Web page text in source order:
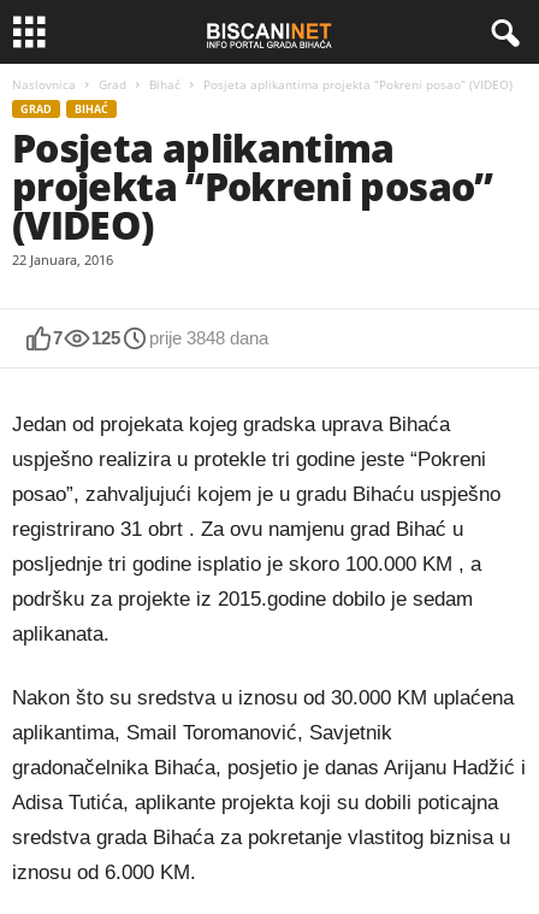
Naslovnica Grad Bihać Posjeta aplikantima projekta “Pokreni posao” (VIDEO)
GRAD BIHAĆ
Posjeta aplikantima
projekta “Pokreni posao”
(VIDEO)
22 Januara, 2016
7 125 prije 3848 dana
Jedan od projekata kojeg gradska uprava Bihaća
uspješno realizira u protekle tri godine jeste “Pokreni
posao”, zahvaljujući kojem je u gradu Bihaću uspješno
registrirano 31 obrt . Za ovu namjenu grad Bihać u
posljednje tri godine isplatio je skoro 100.000 KM , a
podršku za projekte iz 2015.godine dobilo je sedam
aplikanata.
Nakon što su sredstva u iznosu od 30.000 KM uplaćena
aplikantima, Smail Toromanović, Savjetnik
gradonačelnika Bihaća, posjetio je danas Arijanu Hadžić i
Adisa Tutića, aplikante projekta koji su dobili poticajna
sredstva grada Bihaća za pokretanje vlastitog biznisa u
iznosu od 6.000 KM.